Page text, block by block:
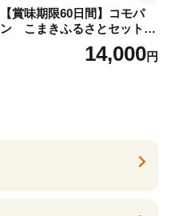
【賞味期限60日間】コモパ
ン こまきふるさとセット
（24個入り）／災害用備蓄
保存食 非常食 防災グッズに
14,000円